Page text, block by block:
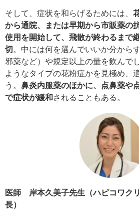
そして、症状を和らげるためには、
から通院、または早期から市販薬の
使用を開始して、飛散が終わるまで
切 。中には何を選んでいいか分から
邪薬など）や規定以上の量を飲んで
ようなタイプの花粉症かを見極め、
う。 鼻炎内服薬のほかに、点鼻薬や
で症状が緩和 されることもある。
医師 岸本久美子先生（ハピコワク
長）